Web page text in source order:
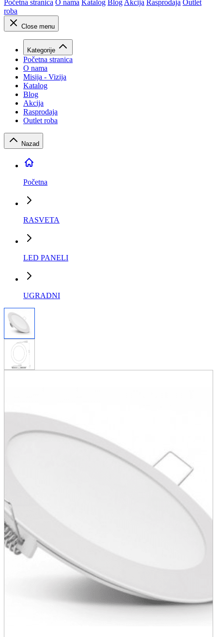
Početna stranica O nama Katalog Blog Akcija Rasprodaja Outlet
roba
Close menu
Kategorije
Početna stranica
O nama
Misija - Vizija
Katalog
Blog
Akcija
Rasprodaja
Outlet roba
Nazad
Početna
RASVETA
LED PANELI
UGRADNI